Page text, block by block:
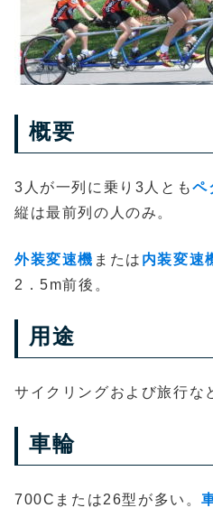
概要
3人が一列に乗り3人ともペ
縦は最前列の人のみ。
外装変速機 または 内装変速
2．5m前後。
用途
サイクリングおよび旅行な
車輪
700Cまたは26型が多い。